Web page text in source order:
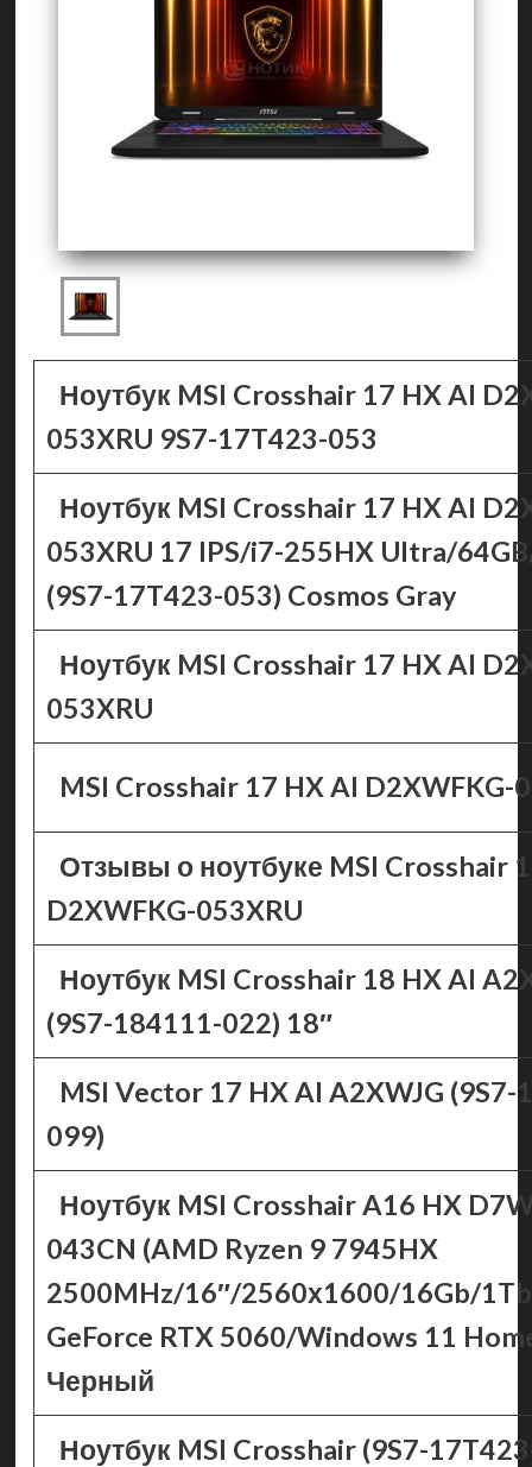
Ноутбук MSI Crosshair 17 HX AI
053XRU 9S7-17T423-053
Ноутбук MSI Crosshair 17 HX AI
053XRU 17 IPS/i7-255HX Ultra/
(9S7-17T423-053) Cosmos Gray
Ноутбук MSI Crosshair 17 HX AI
053XRU
MSI Crosshair 17 HX AI D2XWFKG-
Отзывы о ноутбуке MSI Crosshair
D2XWFKG-053XRU
Ноутбук MSI Crosshair 18 HX AI
(9S7-184111-022) 18″
MSI Vector 17 HX AI A2XWJG (9S7-
099)
Ноутбук MSI Crosshair A16 HX
043CN (AMD Ryzen 9 7945HX
2500MHz/16″/2560х1600/16Gb/
GeForce RTX 5060/Windows 11
Черный
Ноутбук MSI Crosshair (9S7-